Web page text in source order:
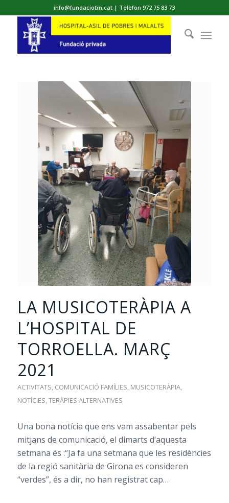
info@fundaciotm.cat | Telèfon 972 75 83 73
LA MUSICOTERÀPIA A
L’HOSPITAL DE
TORROELLA. MARÇ
2021
ACTIVITATS, COMUNICACIÓ FAMÍLIES, MUSICOTERÀPIA,
NOTÍCIES,TERÀPIES ALTERNATIVES
Una bona notícia que ens vam assabentar pels
mitjans de comunicació, el dimarts d’aquesta
setmana és :“Ja fa una setmana que les residències
de la regió sanitària de Girona es consideren
“verdes”, és a dir, no han registrat cap…